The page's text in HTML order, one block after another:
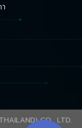
CO., LTD.